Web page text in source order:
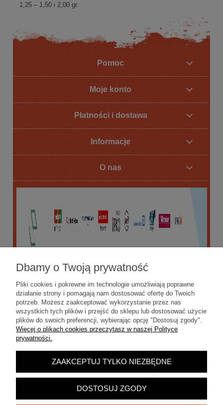
1,25 – 1,50 i 2,00 gr.
Pomoc
Moje konto
Płatności i dostawa
Informacje
O nas
POKAŻ PEŁNĄ WERSJĘ STRONY
Sklep internetowy Shoper.pl
Dbamy o Twoją prywatność
Pliki cookies i pokrewne im technologie umożliwiają poprawne
działanie strony i pomagają nam dostosować ofertę do Twoich
potrzeb. Możesz zaakceptować wykorzystanie przez nas
wszystkich tych plików i przejść do sklepu lub dostosować użycie
plików do swoich preferencji, wybierając opcję "Dostosuj zgody".
Więcej o plikach cookies przeczytasz w naszej Polityce
prywatności.
ZAAKCEPTUJ TYLKO NIEZBĘDNE
DOSTOSUJ ZGODY